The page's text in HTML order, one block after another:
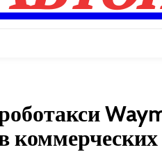
коммерческих